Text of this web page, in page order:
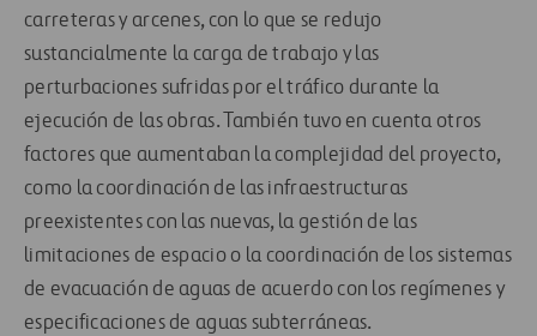
carreteras y arcenes, con lo que se redujo
sustancialmente la carga de trabajo y las
perturbaciones sufridas por el tráfico durante la
ejecución de las obras. También tuvo en cuenta otros
factores que aumentaban la complejidad del proyecto,
como la coordinación de las infraestructuras
preexistentes con las nuevas, la gestión de las
limitaciones de espacio o la coordinación de los sistemas
de evacuación de aguas de acuerdo con los regímenes y
especificaciones de aguas subterráneas.